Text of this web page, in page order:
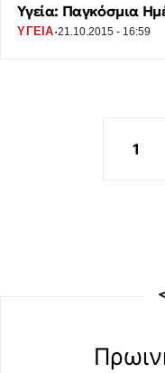
Υγεία: Παγκόσμια
ΥΓΕΙΑ·21.10.2015 - 16:59
1